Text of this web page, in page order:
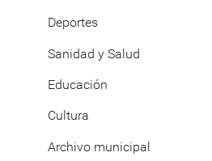
Deportes
Sanidad y Salud
Educación
Cultura
Archivo municipal